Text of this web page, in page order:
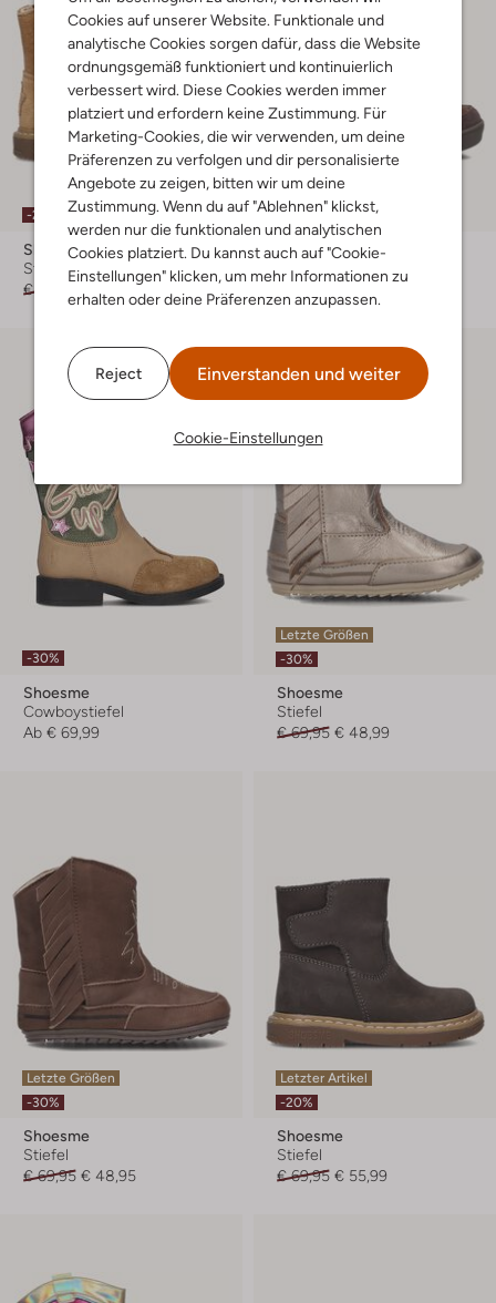
Cookies auf unserer Website. Funktionale und
analytische Cookies sorgen dafür, dass die Website
ordnungsgemäß funktioniert und kontinuierlich
verbessert wird. Diese Cookies werden immer
platziert und erfordern keine Zustimmung. Für
Marketing-Cookies, die wir verwenden, um deine
Präferenzen zu verfolgen und dir personalisierte
Angebote zu zeigen, bitten wir um deine
Zustimmung. Wenn du auf "Ablehnen" klickst,
werden nur die funktionalen und analytischen
Cookies platziert. Du kannst auch auf "Cookie-
Einstellungen" klicken, um mehr Informationen zu
erhalten oder deine Präferenzen anzupassen.
Reject Einverstanden und weiter
Cookie-Einstellungen
-20%
Shoesme
Stiefel
€ 79,99
-20%
Shoesme
Winterstiefel
-30%
Shoesme
Cowboystiefel
Ab € 69,99
Letzte Größen
-30%
Shoesme
Stiefel
€ 69,95 € 48,99
Letzte Größen
-30%
Shoesme
Stiefel
€ 69,95 € 48,95
Letzter Artikel
-20%
Shoesme
Stiefel
€ 69,95 € 55,99